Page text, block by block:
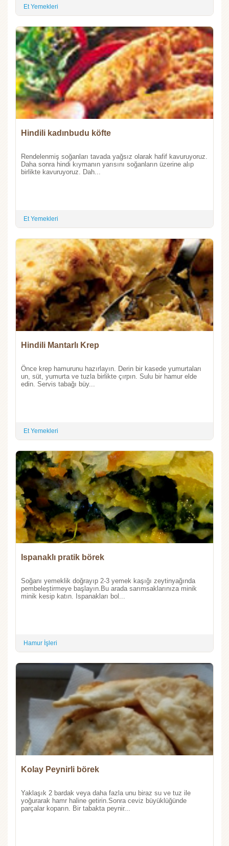
Et Yemekleri
Hindili kadınbudu köfte
Rendelenmiş soğanları tavada yağsız olarak hafif kavuruyoruz.
Daha sonra hindi kıymanın yarısını soğanların üzerine alıp
birlikte kavuruyoruz. Dah...
Et Yemekleri
Hindili Mantarlı Krep
Önce krep hamurunu hazırlayın. Derin bir kasede yumurtaları
un, süt, yumurta ve tuzla birlikte çırpın. Sulu bir hamur elde
edin. Servis tabağı büy...
Et Yemekleri
Ispanaklı pratik börek
Soğanı yemeklik doğrayıp 2-3 yemek kaşığı zeytinyağında
pembeleştirmeye başlayın.Bu arada sarımsaklarınıza minik
minik kesip katın. Ispanakları bol...
Hamur İşleri
Kolay Peynirli börek
Yaklaşık 2 bardak veya daha fazla unu biraz su ve tuz ile
yoğurarak hamr haline getirin.Sonra ceviz büyüklüğünde
parçalar koparın. Bir tabakta peynir...